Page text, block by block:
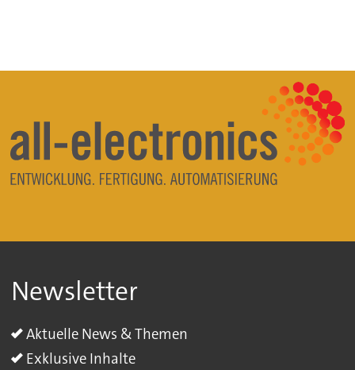
Newsletter
Aktuelle News & Themen
Exklusive Inhalte